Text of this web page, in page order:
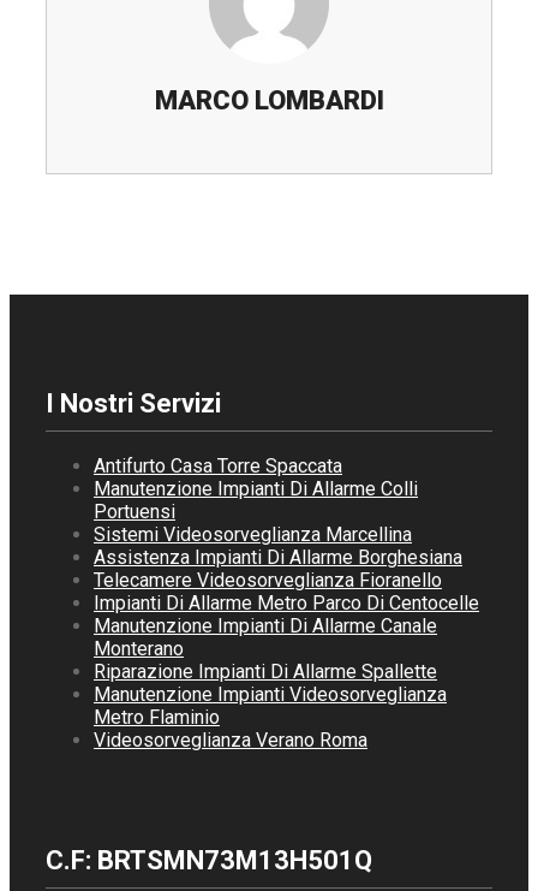
MARCO LOMBARDI
I Nostri Servizi
Antifurto Casa Torre Spaccata
Manutenzione Impianti Di Allarme Colli
Portuensi
Sistemi Videosorveglianza Marcellina
Assistenza Impianti Di Allarme Borghesiana
Telecamere Videosorveglianza Fioranello
Impianti Di Allarme Metro Parco Di Centocelle
Manutenzione Impianti Di Allarme Canale
Monterano
Riparazione Impianti Di Allarme Spallette
Manutenzione Impianti Videosorveglianza
Metro Flaminio
Videosorveglianza Verano Roma
C.F: BRTSMN73M13H501Q